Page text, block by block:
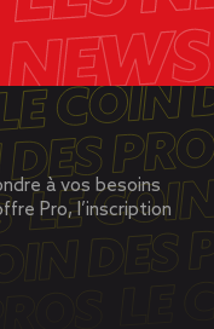
à vos besoins
Pro, l’inscription